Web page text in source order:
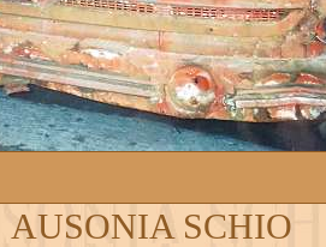
AUSONIA SCHIO